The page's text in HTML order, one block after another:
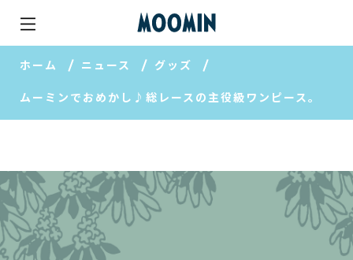
ホーム ニュース グッズ
ムーミンでおめかし♪総レースの主役級ワンピース。